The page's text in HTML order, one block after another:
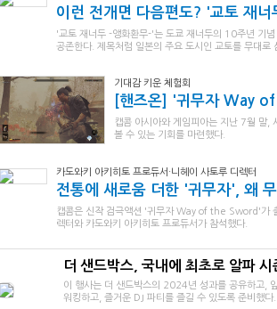
이런 전개면 다음편도? '교토 재
'교토 재너두 -앵화환무-'는 도쿄 재너두의 10주년 기
공존한다. 제목처럼 일본의 주요 도시인 교토를 무대로
기대감 키운 체험회
[핸즈온] '귀무자 Way
캡콤 아시아와 게임피아는 지난 7월 말
볼 수 있는 기회를 마련했다.
카도와키 아키히토 프로듀서·니헤이 사토루 디렉터
전통에 새로움 더한 '귀무자', 왜
캡콤은 신작 검극액션 '귀무자 Way of the Sword'가
렉터와 카도와키 아키히토 프로듀서가 참석했다.
더 샌드박스, 국내에 최초로 알파
이 행사는 더 샌드박스의 2024년 성과를 공유하고,
워킹하고, 즐거운 DJ 파티를 즐길 수 있도록 준비했다.